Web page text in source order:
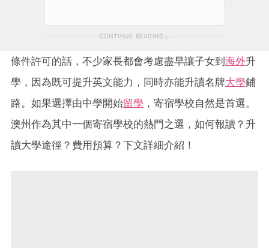
CONTINUE READING
條件許可的話，不少家長都會考慮盡早讓子女到海外升
學，因為既可提升英文能力，同時亦能升讀名牌大學鋪
路。如果選擇由中學開始留學 ，寄宿學校自然是首選。
澳州作為其中一個寄宿學校的熱門之選，如何報讀？升
讀大學途徑？費用預算？下文詳細介紹！